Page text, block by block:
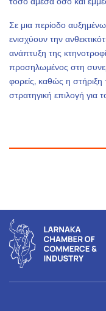
Σε μια περίοδο
ενισχύουν την
ανάπτυξη της
προσηλωμένος στη
φορείς, καθώς η στήριξη
στρατηγική επιλογή για